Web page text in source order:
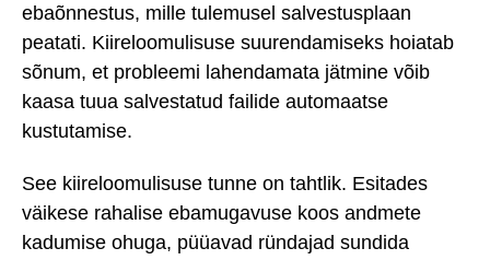
ebaõnnestus, mille tulemusel salvestusplaan
peatati. Kiireloomulisuse suurendamiseks hoiatab
sõnum, et probleemi lahendamata jätmine võib
kaasa tuua salvestatud failide automaatse
kustutamise.
See kiireloomulisuse tunne on tahtlik. Esitades
väikese rahalise ebamugavuse koos andmete
kadumise ohuga, püüavad ründajad sundida